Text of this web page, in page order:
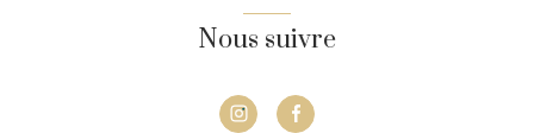
Nous suivre